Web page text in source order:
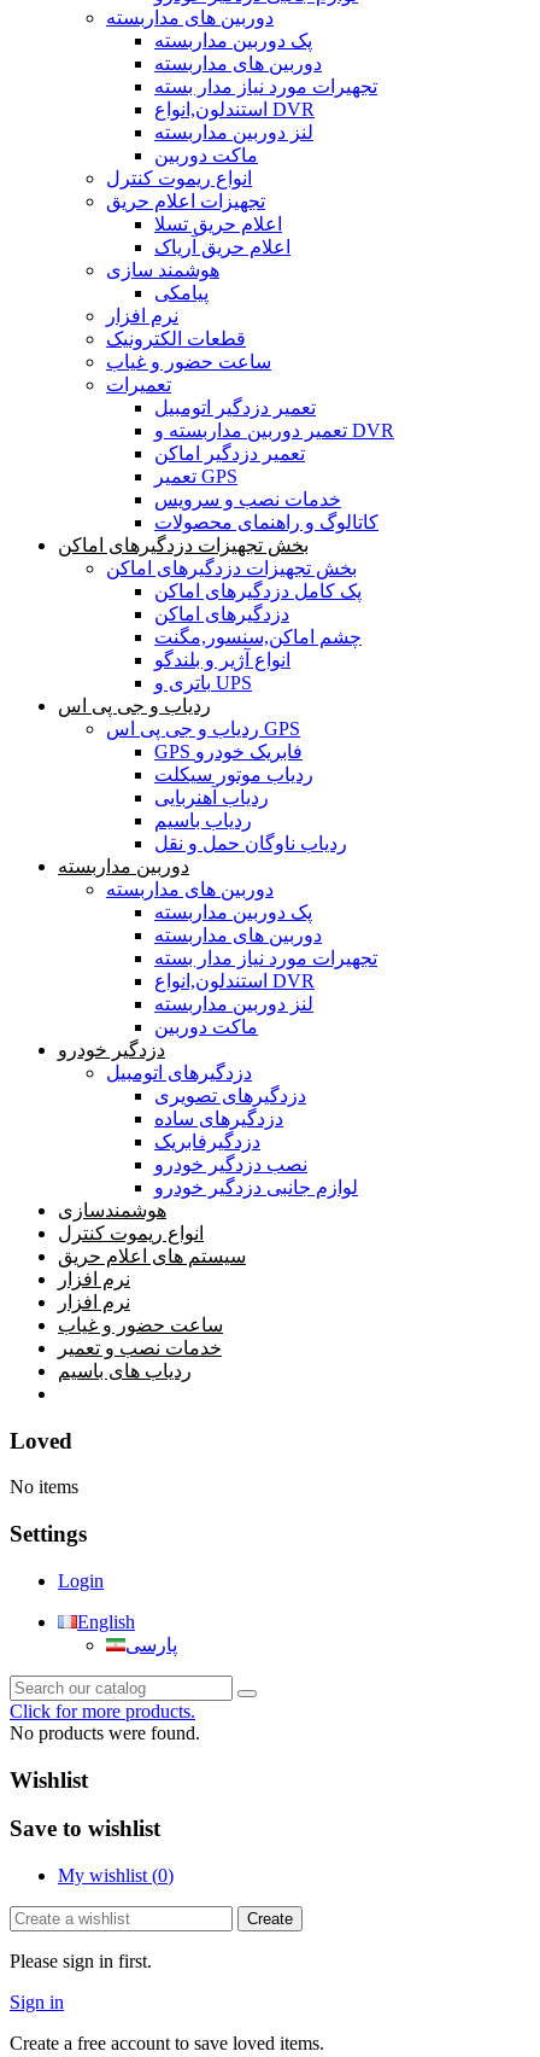
دوربین های مداربسته
پک دوربین مداربسته
دوربین های مداربسته
تجهیرات مورد نیاز مدار بسته
استندلون,انواع DVR
لنز دوربین مداربسته
ماکت دوربین
انواع ریموت کنترل
تجهیزات اعلام حریق
اعلام حریق تسلا
اعلام حریق آریاک
هوشمند سازی
پیامکی
نرم افزار
قطعات الکترونیک
ساعت حضور و غیاب
تعمیرات
تعمیر دزدگیر اتومبیل
تعمیر دوربین مداربسته و DVR
تعمیر دزدگیر اماکن
تعمیر GPS
خدمات نصب و سرویس
کاتالوگ و راهنمای محصولات
بخش تجهیزات دزدگیرهای اماکن
بخش تجهیزات دزدگیرهای اماکن
پک کامل دزدگیرهای اماکن
دزدگیرهای اماکن
چشم اماکن,سنسور,مگنت
انواع آژیر و بلندگو
باتری و UPS
ردیاب و جی پی اس
ردیاب و جی پی اس GPS
GPS فابریک خودرو
ردیاب موتور سیکلت
ردیاب آهنربایی
ردیاب باسیم
ردیاب ناوگان حمل و نقل
دوربین مداربسته
دوربین های مداربسته
پک دوربین مداربسته
دوربین های مداربسته
تجهیرات مورد نیاز مدار بسته
استندلون,انواع DVR
لنز دوربین مداربسته
ماکت دوربین
دزدگیر خودرو
دزدگیرهای اتومبیل
دزدگیرهای تصویری
دزدگیرهای ساده
دزدگیرفابریک
نصب دزدگیر خودرو
لوازم جانبی دزدگیر خودرو
هوشمندسازی
انواع ریموت کنترل
سیستم های اعلام حریق
نرم افزار
نرم افزار
ساعت حضور و غیاب
خدمات نصب و تعمیر
ردیاب های باسیم
Loved
No items
Settings
Login
English
پارسی
Click for more products.
No products were found.
Wishlist
Save to wishlist
My wishlist (0)
Create
Please sign in first.
Sign in
Create a free account to save loved items.